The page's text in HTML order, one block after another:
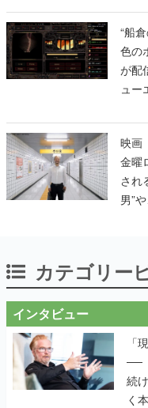
“船
色の
が配
ュー
人
映画
金曜
され
男”
カテゴリー
インタビュー
「
──
続
く